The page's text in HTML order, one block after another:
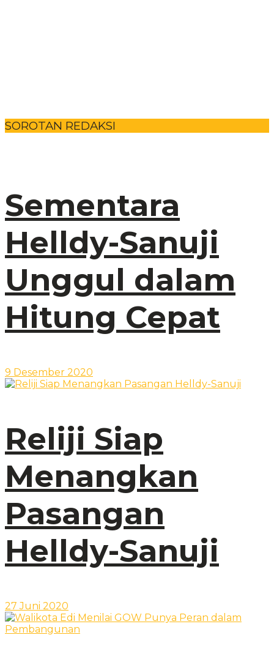
SOROTAN REDAKSI
Sementara
Helldy-Sanuji
Unggul dalam
Hitung Cepat
9 Desember 2020
Reliji Siap
Menangkan
Pasangan
Helldy-Sanuji
27 Juni 2020